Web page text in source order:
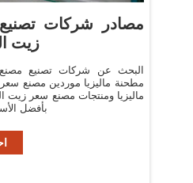
مصادر شركات
زيت
البحث عن شركات تصنيع
مطحنة ماليزيا موردين مصنع
ماليزيا ومنتجات مصنع سعر زيت
بأفضل